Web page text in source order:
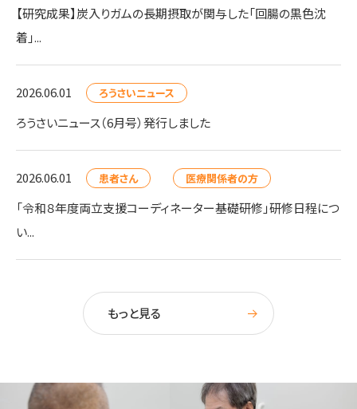
【研究成果】炭入りガムの長期摂取が関与した「回腸の黒色沈
着」...
2026.06.01 ろうさいニュース
ろうさいニュース（6月号）発行しました
2026.06.01 患者さん 医療関係者の方
「令和８年度両立支援コーディネーター基礎研修」研修日程につ
い...
もっと見る